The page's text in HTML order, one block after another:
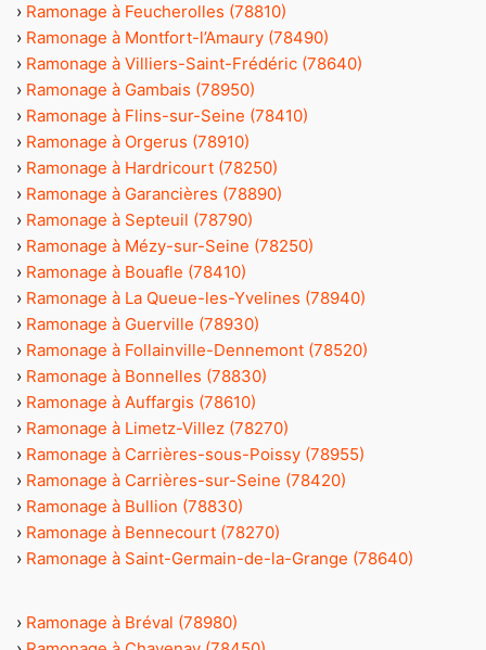
› Ramonage à Feucherolles (78810)
› Ramonage à Montfort-l’Amaury (78490)
› Ramonage à Villiers-Saint-Frédéric (78640)
› Ramonage à Gambais (78950)
› Ramonage à Flins-sur-Seine (78410)
› Ramonage à Orgerus (78910)
› Ramonage à Hardricourt (78250)
› Ramonage à Garancières (78890)
› Ramonage à Septeuil (78790)
› Ramonage à Mézy-sur-Seine (78250)
› Ramonage à Bouafle (78410)
› Ramonage à La Queue-les-Yvelines (78940)
› Ramonage à Guerville (78930)
› Ramonage à Follainville-Dennemont (78520)
› Ramonage à Bonnelles (78830)
› Ramonage à Auffargis (78610)
› Ramonage à Limetz-Villez (78270)
› Ramonage à Carrières-sous-Poissy (78955)
› Ramonage à Carrières-sur-Seine (78420)
› Ramonage à Bullion (78830)
› Ramonage à Bennecourt (78270)
› Ramonage à Saint-Germain-de-la-Grange (78640)
› Ramonage à Bréval (78980)